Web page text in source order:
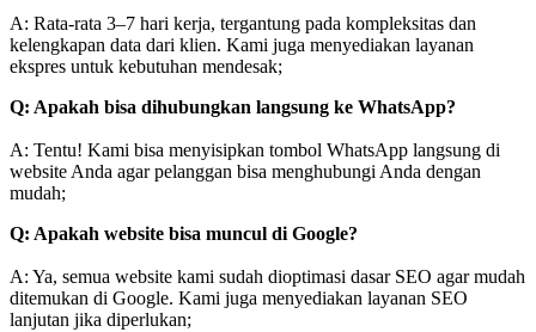
A: Rata-rata 3–7 hari kerja, tergantung pada kompleksitas dan
kelengkapan data dari klien. Kami juga menyediakan layanan
ekspres untuk kebutuhan mendesak;
Q: Apakah bisa dihubungkan langsung ke WhatsApp?
A: Tentu! Kami bisa menyisipkan tombol WhatsApp langsung di
website Anda agar pelanggan bisa menghubungi Anda dengan
mudah;
Q: Apakah website bisa muncul di Google?
A: Ya, semua website kami sudah dioptimasi dasar SEO agar mudah
ditemukan di Google. Kami juga menyediakan layanan SEO
lanjutan jika diperlukan;